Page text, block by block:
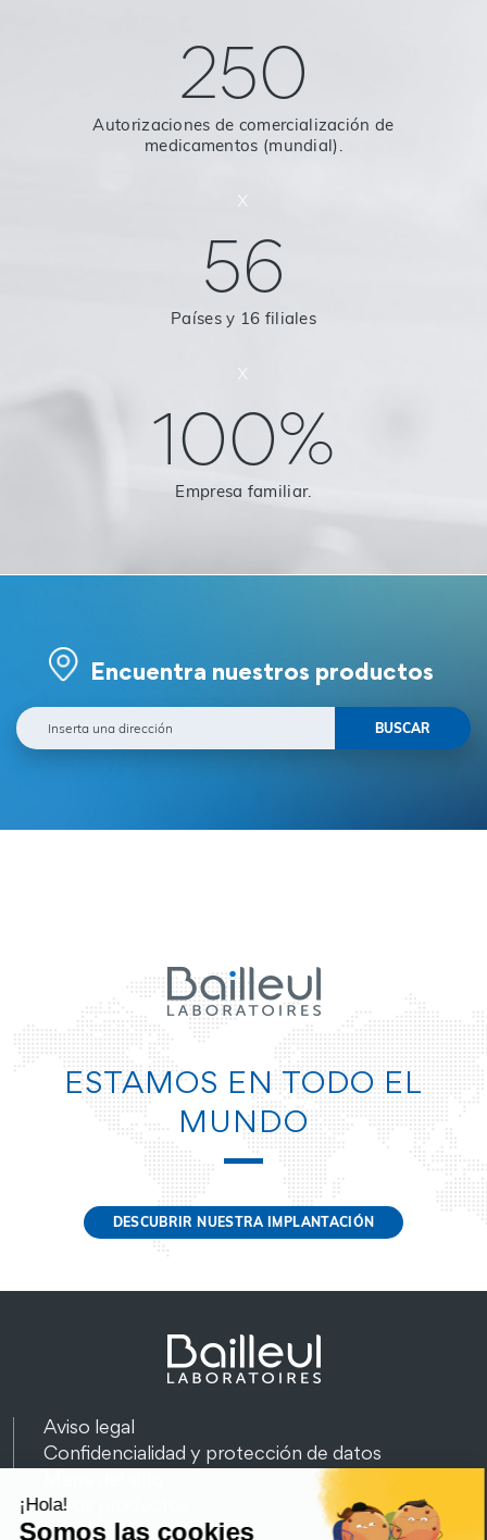
250
Autorizaciones de comercialización de
medicamentos (mundial).
x
56
Países y 16 filiales
x
100%
Empresa familiar.
Encuentra nuestros productos
ESTAMOS EN TODO EL
MUNDO
DESCUBRIR NUESTRA IMPLANTACIÓN
Aviso legal
Confidencialidad y protección de datos
Otros productos